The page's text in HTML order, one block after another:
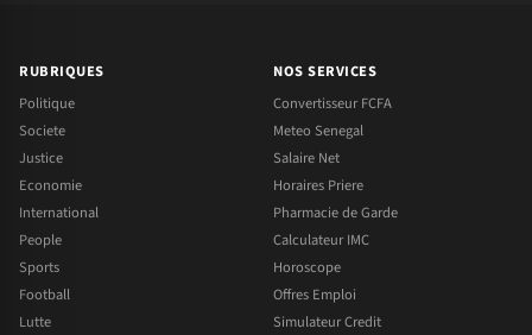
RUBRIQUES
Politique
Societe
Justice
Economie
International
People
Sports
Football
Lutte
NOS SERVICES
Convertisseur FCFA
Meteo Senegal
Salaire Net
Horaires Priere
Pharmacie de Garde
Calculateur IMC
Horoscope
Offres Emploi
Simulateur Credit